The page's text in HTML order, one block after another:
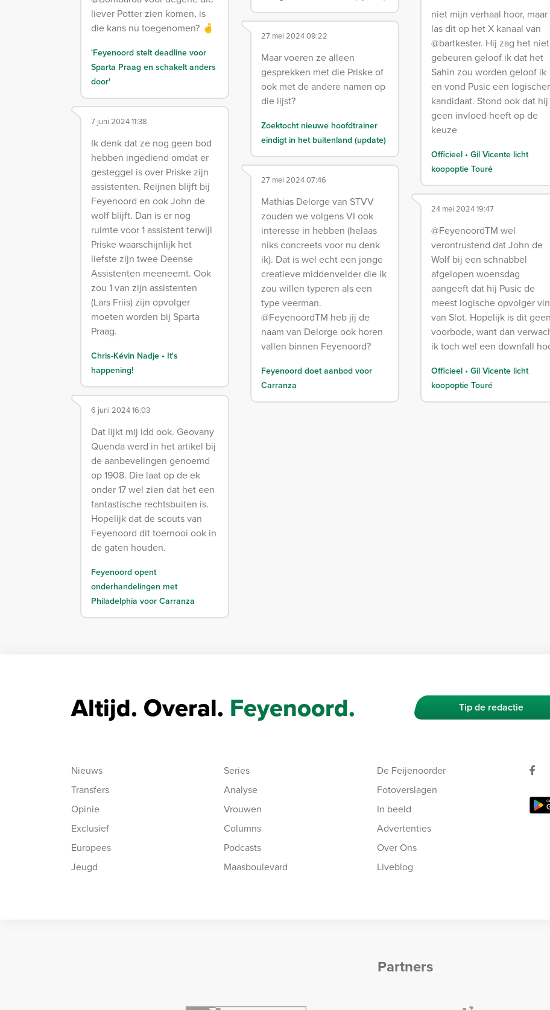
liever Potter zien komen, is
die kans nu toegenomen? 🤞
'Feyenoord stelt deadline voor
Sparta Praag en schakelt anders
door'
7 juni 2024 11:38
Ik denk dat ze nog geen bod
hebben ingediend omdat er
gesteggel is over Priske zijn
assistenten. Reijnen blijft bij
Feyenoord en ook John de
wolf blijft. Dan is er nog
ruimte voor 1 assistent terwijl
Priske waarschijnlijk het
liefste zijn twee Deense
Assistenten meeneemt. Ook
zou 1 van zijn assistenten
(Lars Friis) zijn opvolger
moeten worden bij Sparta
Praag.
Chris-Kévin Nadje • It's
happening!
6 juni 2024 16:03
Dat lijkt mij idd ook. Geovany
Quenda werd in het artikel bij
de aanbevelingen genoemd
op 1908. Die laat op de ek
onder 17 wel zien dat het een
fantastische rechtsbuiten is.
Hopelijk dat de scouts van
Feyenoord dit toernooi ook in
de gaten houden.
Feyenoord opent
onderhandelingen met
Philadelphia voor Carranza
27 mei 2024 09:22
Maar voeren ze alleen
gesprekken met die Priske of
ook met de andere namen op
die lijst?
Zoektocht nieuwe hoofdtrainer
eindigt in het buitenland (update)
27 mei 2024 07:46
Mathias Delorge van STVV
zouden we volgens VI ook
interesse in hebben (helaas
niks concreets voor nu denk
ik). Dat is wel echt een jonge
creatieve middenvelder die ik
zou willen typeren als een
type veerman.
@FeyenoordTM heb jij de
naam van Delorge ook horen
vallen binnen Feyenoord?
Feyenoord doet aanbod voor
Carranza
niet mijn verhaal hoor, maar
las dit op het X kanaal van
@bartkester. Hij zag het niet
gebeuren geloof ik dat het
Sahin zou worden geloof ik
en vond Pusic een
kandidaat. Stond ook dat hij
geen invloed heeft op de
keuze
Officieel • Gil Vicente licht
koopoptie Touré
24 mei 2024 19:47
@FeyenoordTM wel
verontrustend dat John de
Wolf bij een schnabbel
afgelopen woensdag
aangeeft dat hij Pusic de
meest logische opvolger
van Slot. Hopelijk is dit geen
voorbode, want dan
ik toch wel een downfall
Officieel • Gil Vicente licht
koopoptie Touré
Altijd. Overal. Feyenoord. Tip de redactie
Nieuws
Transfers
Opinie
Exclusief
Europees
Jeugd
Series
Analyse
Vrouwen
Columns
Podcasts
Maasboulevard
De Feijenoorder
Fotoverslagen
In beeld
Advertenties
Over Ons
Liveblog
Partners